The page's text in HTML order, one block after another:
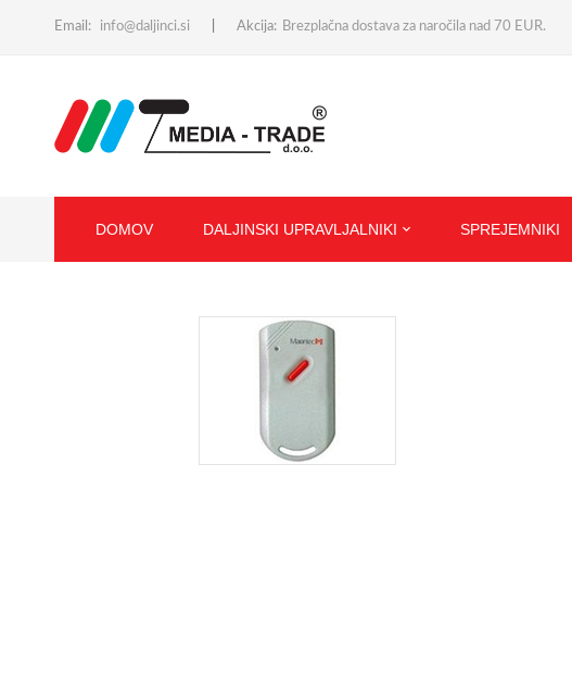
Email: info@daljinci.si Akcija: Brezplačna dostava za naročila nad 70 EUR.
DOMOV DALJINSKI UPRAVLJALNIKI SPREJEMNIKI